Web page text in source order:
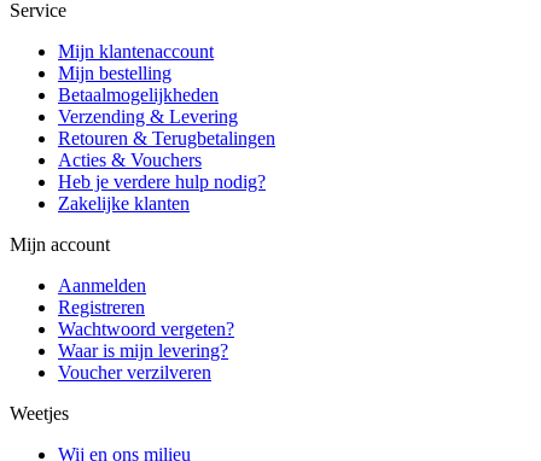
Service
Mijn klantenaccount
Mijn bestelling
Betaalmogelijkheden
Verzending & Levering
Retouren & Terugbetalingen
Acties & Vouchers
Heb je verdere hulp nodig?
Zakelijke klanten
Mijn account
Aanmelden
Registreren
Wachtwoord vergeten?
Waar is mijn levering?
Voucher verzilveren
Weetjes
Wij en ons milieu